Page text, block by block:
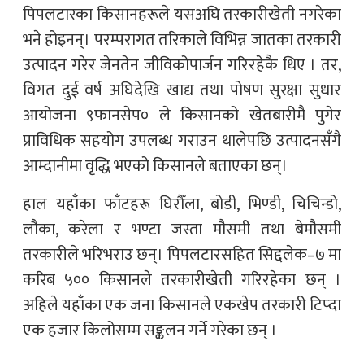
पिपलटारका किसानहरूले यसअघि तरकारीखेती नगरेका
भने होइनन्। परम्परागत तरिकाले विभिन्न जातका तरकारी
उत्पादन गरेर जेनतेन जीविकोपार्जन गरिरहेकै थिए । तर,
विगत दुई वर्ष अघिदेखि खाद्य तथा पोषण सुरक्षा सुधार
आयोजना ९फानसेप० ले किसानको खेतबारीमै पुगेर
प्राविधिक सहयोग उपलब्ध गराउन थालेपछि उत्पादनसँगै
आम्दानीमा वृद्धि भएको किसानले बताएका छन्।
हाल यहाँका फाँटहरू घिरौँला, बोडी, भिण्डी, चिचिन्डो,
लौका, करेला र भण्टा जस्ता मौसमी तथा बेमौसमी
तरकारीले भरिभराउ छन्। पिपलटारसहित सिद्दलेक–७ मा
करिब ५०० किसानले तरकारीखेती गरिरहेका छन् ।
अहिले यहाँका एक जना किसानले एकखेप तरकारी टिप्दा
एक हजार किलोसम्म सङ्कलन गर्ने गरेका छन् ।